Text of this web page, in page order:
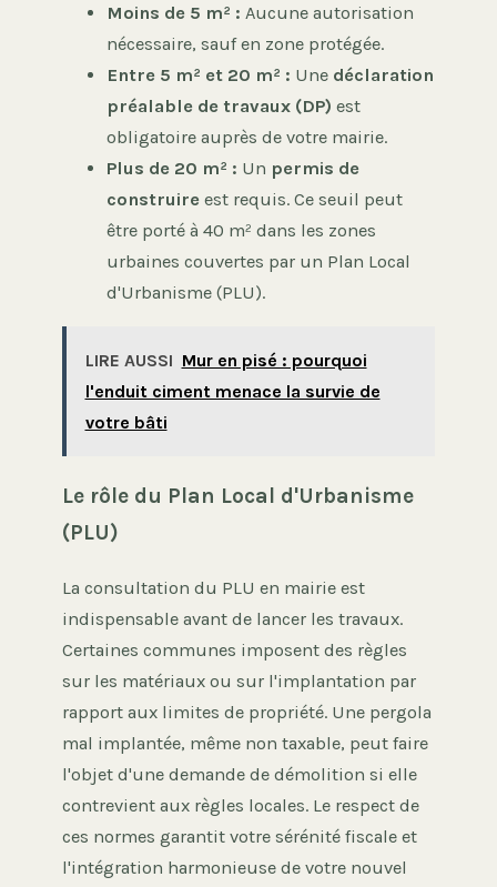
Moins de 5 m² : Aucune autorisation
nécessaire, sauf en zone protégée.
Entre 5 m² et 20 m² : Une déclaration
préalable de travaux (DP) est
obligatoire auprès de votre mairie.
Plus de 20 m² : Un permis de
construire est requis. Ce seuil peut
être porté à 40 m² dans les zones
urbaines couvertes par un Plan Local
d'Urbanisme (PLU).
LIRE AUSSI Mur en pisé : pourquoi
l'enduit ciment menace la survie de
votre bâti
Le rôle du Plan Local d'Urbanisme
(PLU)
La consultation du PLU en mairie est
indispensable avant de lancer les travaux.
Certaines communes imposent des règles
sur les matériaux ou sur l'implantation par
rapport aux limites de propriété. Une pergola
mal implantée, même non taxable, peut faire
l'objet d'une demande de démolition si elle
contrevient aux règles locales. Le respect de
ces normes garantit votre sérénité fiscale et
l'intégration harmonieuse de votre nouvel